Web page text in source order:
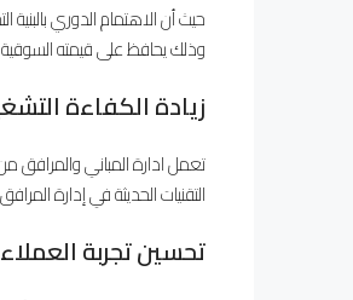
حيث أن الاهتمام الدوري
وذلك يحافظ على قيمته السوقية
زيادة الكفاءة
تعمل ادارة المباني والمرافق
التقنيات الحديثة في إدارة
تحسين تجربة العملاء